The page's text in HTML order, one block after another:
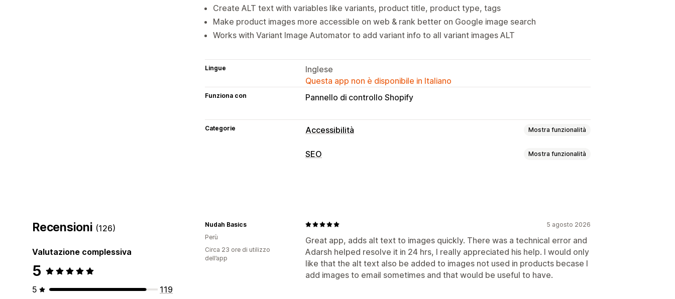
Create ALT text with variables like variants, product title, product type, tags
Make product images more accessible on web & rank better on Google image search
Works with Variant Image Automator to add variant info to all variant images ALT
Lingue
Inglese
Questa app non è disponibile in Italiano
Funziona con Pannello di controllo Shopify
Categorie Accessibilità Mostra funzionalità
Tipi di conformità
SEO Mostra funzionalità
Monitoraggio delle performance
Punteggio SEO
Analisi Analisi dei contenuti
Recensioni (126)
Valutazione complessiva
5
5
119
5 agosto 2026
Great app, adds alt text to images quickly. There was a technical error and
Adarsh helped resolve it in 24 hrs, I really appreciated his help. I would only
like that the alt text also be added to images not used in products becase I
add images to email sometimes and that would be useful to have.
Nudah Basics
Perù
Circa 23 ore di utilizzo
dell’app